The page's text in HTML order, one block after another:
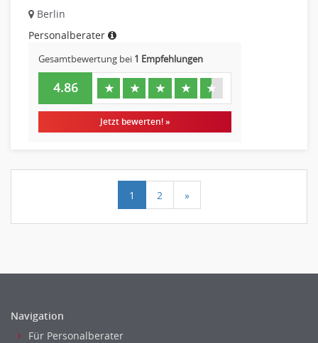
Berlin
Personalberater
Gesamtbewertung bei 1 Empfehlungen
4.86 ★ ★ ★ ★ ★
Jetzt bewerten! »
1 2 »
Navigation
Für Personalberater